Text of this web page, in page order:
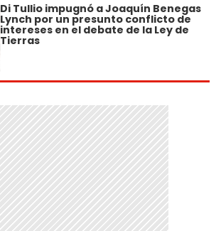
Di Tullio impugnó a Joaquín Benegas
Lynch por un presunto conflicto de
intereses en el debate de la Ley de
Tierras